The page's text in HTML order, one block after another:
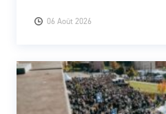
06 Août 2026